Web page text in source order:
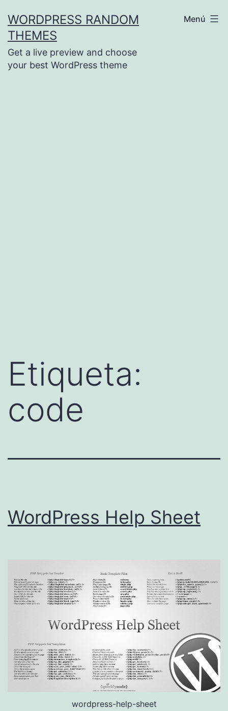
contenido
WORDPRESS RANDOM
THEMES
Get a live preview and choose
your best WordPress theme
Menú
Etiqueta:
code
WordPress Help Sheet
wordpress-help-sheet